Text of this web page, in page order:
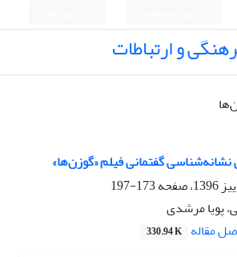
و ارتباطات
نشانه‌شناسی گفتمانی فیلم «گوزن‌ها»
173-197
پویا مرشدی
مقاله 330.94 K